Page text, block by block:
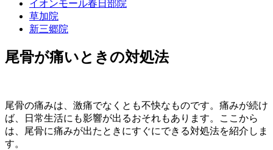
イオンモール春日部院
草加院
新三郷院
尾骨が痛いときの対処法
尾骨の痛みは、激痛でなくとも不快なものです。痛みが続け
ば、日常生活にも影響が出るおそれもあります。ここから
は、尾骨に痛みが出たときにすぐにできる対処法を紹介しま
す。